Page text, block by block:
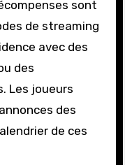
sont
de streaming
avec des
des
Les joueurs
des
de ces